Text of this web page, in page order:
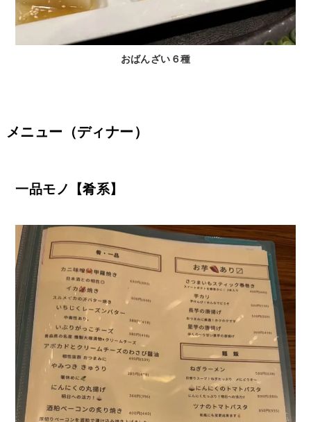
おばんざい６種
メニュー（ディナー）
一品モノ【肴系】